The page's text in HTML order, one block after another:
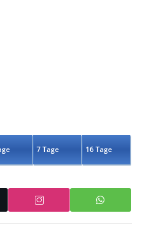
7 Tage 16 Tage